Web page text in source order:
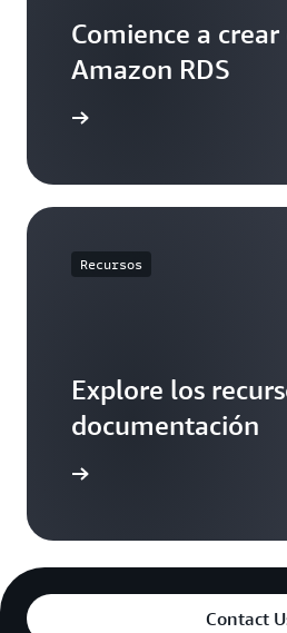
Comience a crear
Amazon RDS
Recursos
Explore los
documentación
Contact